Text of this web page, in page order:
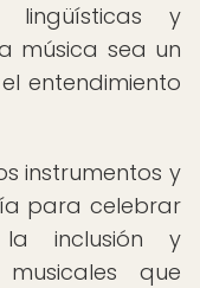
lingüísticas y
música sea un
entendimiento
instrumentos y
para celebrar
la inclusión y
que